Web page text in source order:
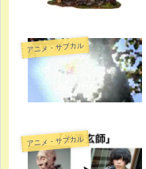
アニメ・サブカル
アニメ・サブカル